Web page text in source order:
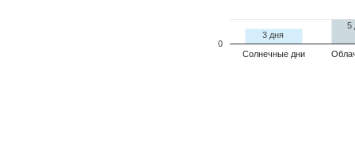
Солнечные дни
0
3 дня
5